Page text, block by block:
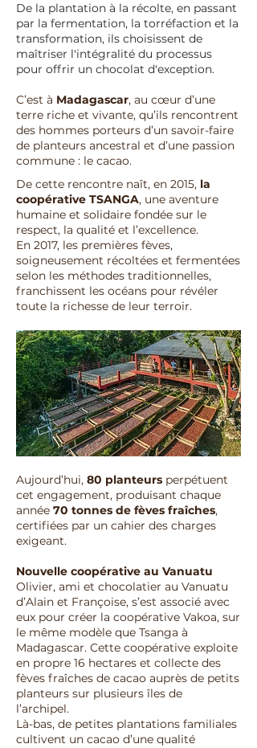
De la plantation à la récolte, en passant
par la fermentation, la torréfaction et la
transformation, ils choisissent de
maîtriser l'intégralité du processus
pour offrir un chocolat d'exception.
C’est à Madagascar, au cœur d’une
terre riche et vivante, qu’ils rencontrent
des hommes porteurs d’un savoir-faire
de planteurs ancestral et d’une passion
commune : le cacao.
De cette rencontre naît, en 2015, la
coopérative TSANGA, une aventure
humaine et solidaire fondée sur le
respect, la qualité et l’excellence.
En 2017, les premières fèves,
soigneusement récoltées et fermentées
selon les méthodes traditionnelles,
franchissent les océans pour révéler
toute la richesse de leur terroir.
Aujourd’hui, 80 planteurs perpétuent
cet engagement, produisant chaque
année 70 tonnes de fèves fraîches,
certifiées par un cahier des charges
exigeant.
Nouvelle coopérative au Vanuatu
Olivier, ami et chocolatier au Vanuatu
d’Alain et Françoise, s’est associé avec
eux pour créer la coopérative Vakoa, sur
le même modèle que Tsanga à
Madagascar. Cette coopérative exploite
en propre 16 hectares et collecte des
fèves fraîches de cacao auprès de petits
planteurs sur plusieurs îles de
l’archipel.
Là-bas, de petites plantations familiales
cultivent un cacao d’une qualité